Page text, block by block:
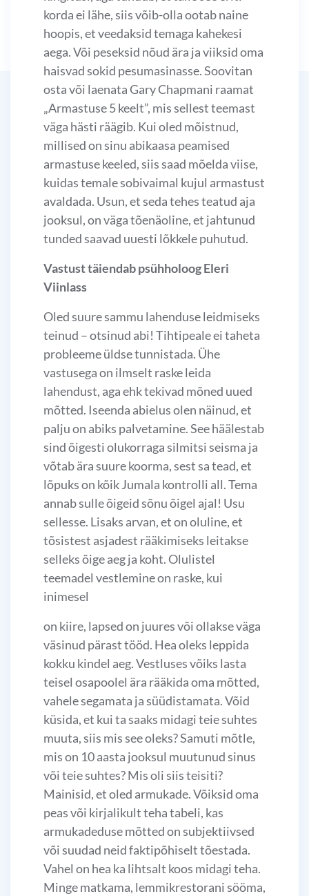
korda ei lähe, siis võib-olla ootab naine
hoopis, et veedaksid temaga kahekesi
aega. Või peseksid nõud ära ja viiksid oma
haisvad sokid pesumasinasse. Soovitan
osta või laenata Gary Chapmani raamat
„Armastuse 5 keelt”, mis sellest teemast
väga hästi räägib. Kui oled mõistnud,
millised on sinu abikaasa peamised
armastuse keeled, siis saad mõelda viise,
kuidas temale sobivaimal kujul armastust
avaldada. Usun, et seda tehes teatud aja
jooksul, on väga tõenäoline, et jahtunud
tunded saavad uuesti lõkkele puhutud.
Vastust täiendab psühholoog Eleri
Viinlass
Oled suure sammu lahenduse leidmiseks
teinud – otsinud abi! Tihtipeale ei taheta
probleeme üldse tunnistada. Ühe
vastusega on ilmselt raske leida
lahendust, aga ehk tekivad mõned uued
mõtted. Iseenda abielus olen näinud, et
palju on abiks palvetamine. See häälestab
sind õigesti olukorraga silmitsi seisma ja
võtab ära suure koorma, sest sa tead, et
lõpuks on kõik Jumala kontrolli all. Tema
annab sulle õigeid sõnu õigel ajal! Usu
sellesse. Lisaks arvan, et on oluline, et
tõsistest asjadest rääkimiseks leitakse
selleks õige aeg ja koht. Olulistel
teemadel vestlemine on raske, kui
inimesel
on kiire, lapsed on juures või ollakse väga
väsinud pärast tööd. Hea oleks leppida
kokku kindel aeg. Vestluses võiks lasta
teisel osapoolel ära rääkida oma mõtted,
vahele segamata ja süüdistamata. Võid
küsida, et kui ta saaks midagi teie suhtes
muuta, siis mis see oleks? Samuti mõtle,
mis on 10 aasta jooksul muutunud sinus
või teie suhtes? Mis oli siis teisiti?
Mainisid, et oled armukade. Võiksid oma
peas või kirjalikult teha tabeli, kas
armukadeduse mõtted on subjektiivsed
või suudad neid faktipõhiselt tõestada.
Vahel on hea ka lihtsalt koos midagi teha.
Minge matkama, lemmikrestorani sööma,